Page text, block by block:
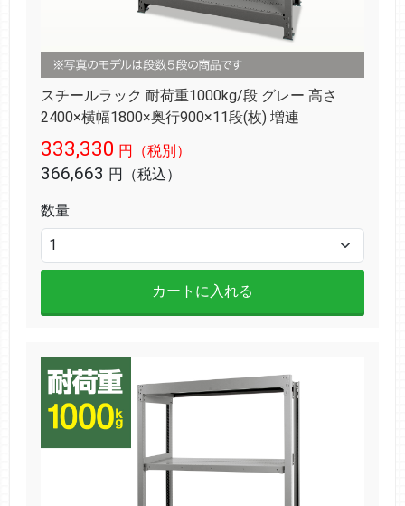
スチールラック 耐荷重1000kg/段 グレー 高さ
2400×横幅1800×奥行900×11段(枚) 増連
333,330 円（税別）
366,663 円（税込）
数量
カートに入れる